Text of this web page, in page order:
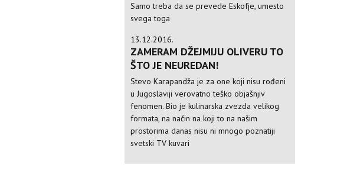
Samo treba da se prevede Eskofje, umesto
svega toga
13.12.2016.
ZAMERAM DŽEJMIJU OLIVERU TO
ŠTO JE NEUREDAN!
Stevo Karapandža je za one koji nisu rođeni
u Jugoslaviji verovatno teško objašnjiv
fenomen. Bio je kulinarska zvezda velikog
formata, na način na koji to na našim
prostorima danas nisu ni mnogo poznatiji
svetski TV kuvari